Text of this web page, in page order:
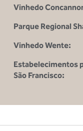
Vinhedo
Parque Regional
Vinhedo Wente:
Estabelecimentos
São Francisco: